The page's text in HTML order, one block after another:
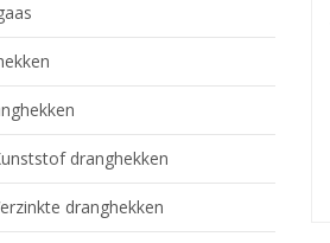
dranghekken
dranghekken